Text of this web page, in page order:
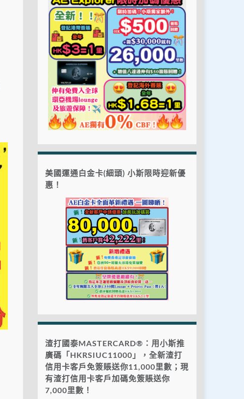
美國運通白金卡(細頭) 小斯限時迎新優
惠！
渣打國泰MASTERCARD®：用小斯推
廣碼「HKRSIUC11000」，全新渣打
信用卡客戶免簽賬送你11,000里數；現
有渣打信用卡客戶加碼免簽賬送你
7,000里數！